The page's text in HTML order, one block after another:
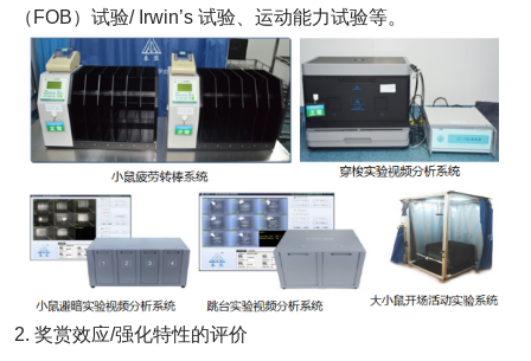
（FOB）试验/ Irwin’s 试验、运动能力试验等。
2. 奖赏效应/强化特性的评价